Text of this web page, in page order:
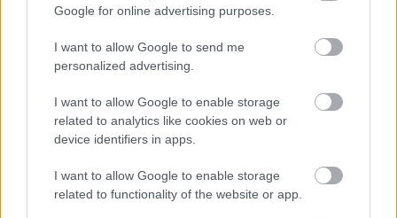
Google for online advertising purposes.
I want to allow Google to send me
personalized advertising.
I want to allow Google to enable storage
related to analytics like cookies on web or
device identifiers in apps.
I want to allow Google to enable storage
related to functionality of the website or app.
Σοκαριστική φωτογραφία δείχνει τι
συμβαίνει στο σώμα μας όταν
σέρνουμε τη βαλίτσα – Η